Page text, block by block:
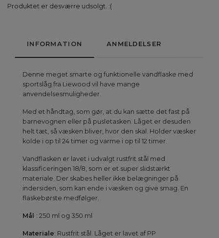
Produktet er desværre udsolgt. :(
INFORMATION ANMELDELSER
Denne meget smarte og funktionelle vandflaske med
sportslåg fra Liewood vil have mange
anvendelsesmuligheder.
Med et håndtag, som gør, at du kan sætte det fast på
barnevognen eller på pusletasken. Låget er desuden
helt tæt, så væsken bliver, hvor den skal. Holder væsker
kolde i op til 24 timer og varme i op til 12 timer.
Vandflasken er lavet i udvalgt rustfrit stål med
klassificeringen 18/8, som er et super slidstærkt
materiale. Der skabes heller ikke belægninger på
indersiden, som kan ende i væsken og give smag. En
flaskebørste medfølger.
Mål : 250 ml og 350 ml
Materiale: Rustfrit stål. Låget er lavet af PP